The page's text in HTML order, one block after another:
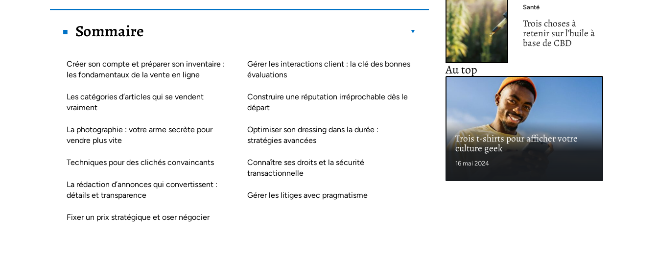
Sommaire
Créer son compte et préparer son inventaire :
les fondamentaux de la vente en ligne
Les catégories d’articles qui se vendent
vraiment
La photographie : votre arme secrète pour
vendre plus vite
Techniques pour des clichés convaincants
La rédaction d’annonces qui convertissent :
détails et transparence
Fixer un prix stratégique et oser négocier
Gérer les interactions client : la clé des bonnes
évaluations
Construire une réputation irréprochable dès le
départ
Optimiser son dressing dans la durée :
stratégies avancées
Connaître ses droits et la sécurité
transactionnelle
Gérer les litiges avec pragmatisme
Santé
Trois choses à
retenir sur l’huile à
base de CBD
Au top
Trois t-shirts pour afficher votre
culture geek
16 mai 2024